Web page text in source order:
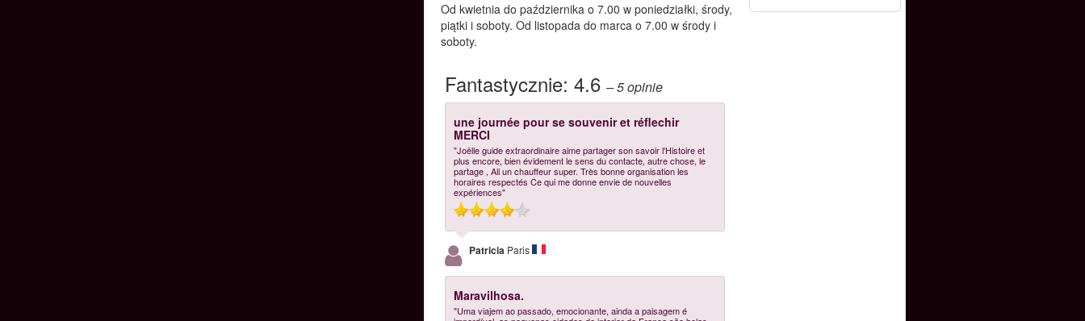
Od kwietnia do października o 7.00 w poniedziałki, środy,
piątki i soboty. Od listopada do marca o 7.00 w środy i
soboty.
Fantastycznie:4.6– 5opinie
une journée pour se souvenir et réflechir
MERCI
"Joëlle guide extraordinaire aime partager son savoir l'Histoire et
plus encore, bien évidement le sens du contacte, autre chose, le
partage , Ali un chauffeur super. Très bonne organisation les
horaires respectés Ce qui me donne envie de nouvelles
expériences"
Patricia Paris
Maravilhosa.
"Uma viajem ao passado, emocionante, ainda a paisagem é